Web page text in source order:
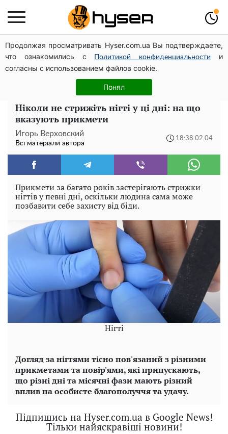
Продолжая просматривать Hyser.com.ua Вы подтверждаете,
что ознакомились с
Политикой конфиденциальности
и
согласны с использованием файлов cookie.
Понял
Гола Олена Тополя у цікавих позах змусила відвисати
щелепи: злив відео – було лише початком
Як учасник бойових дій може оформити пільгу на
оплату комунальних послуг: інструкція
Ніколи не стрижіть нігті у ці дні: на що
вказують прикмети
Игорь Верховский
Всі матеріали автора
18:38 02.04
Прикмети за багато років застерігають стрижки
нігтів у певні дні, оскільки людина сама може
позбавити себе захисту від біди.
Нігті
Догляд за нігтями тісно пов'язаний з різними
прикметами та повір'ями, які припускають,
що різні дні та місячні фази мають різний
вплив на особисте благополуччя та удачу.
Підпишись на Hyser.com.ua в Google News!
Тільки найяскравіші новини!